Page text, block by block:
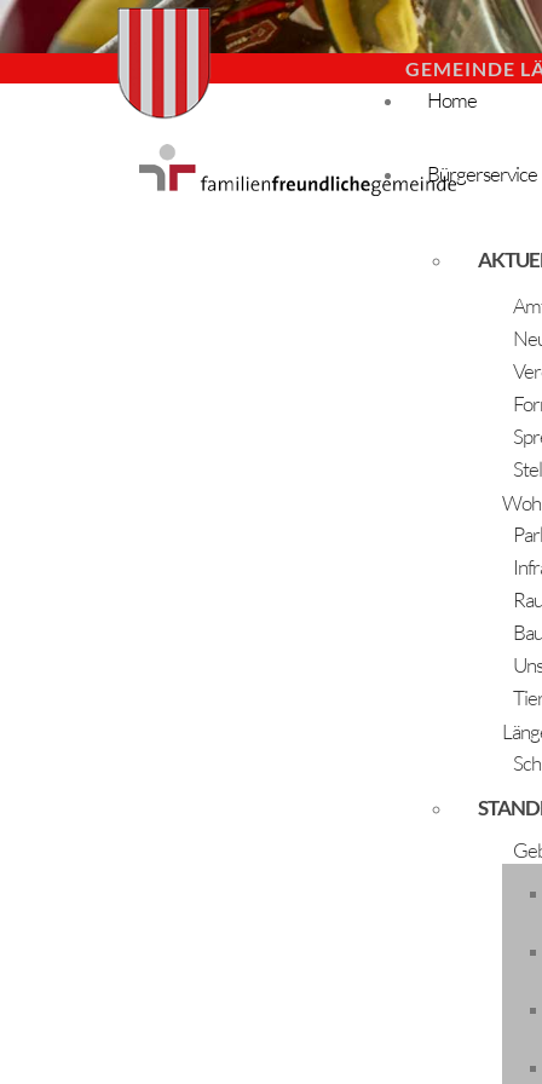
GEMEINDE
Home
Bürgerservice